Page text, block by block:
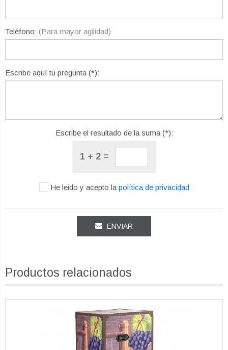
Teléfono: (Para mayor agilidad)
Escribe aquí tu pregunta (*):
Escribe el resultado de la suma (*):
1 + 2 =
He leido y acepto la política de privacidad
ENVIAR
Productos relacionados